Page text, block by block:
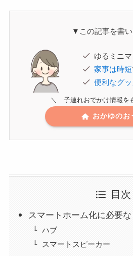
▼この記事を書
ゆるミニ
家事は時短
便利なグ
＼ 子連れおでかけ情報を
おかゆのお
目次
スマートホーム化に必要
ハブ
スマートスピーカー